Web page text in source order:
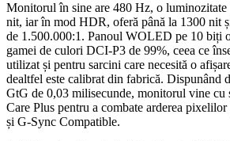
Monitorul în sine are 480 Hz, o
nit, iar în mod HDR, oferă până la 1300 nit
de 1.500.000:1. Panoul WOLED pe 10 biți
gamei de culori DCI-P3 de 99%, ceea ce
utilizat și pentru sarcini care necesită o
dealtfel este calibrat din fabrică. Dispunând
GtG de 0,03 milisecunde, monitorul vine
Care Plus pentru a combate arderea
și G-Sync Compatible.